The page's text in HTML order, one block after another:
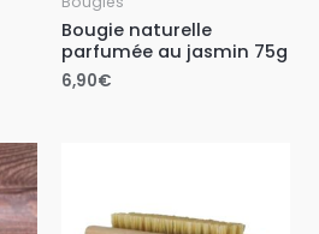
Bougie naturelle
parfumée au jasmin 75g
6,90€